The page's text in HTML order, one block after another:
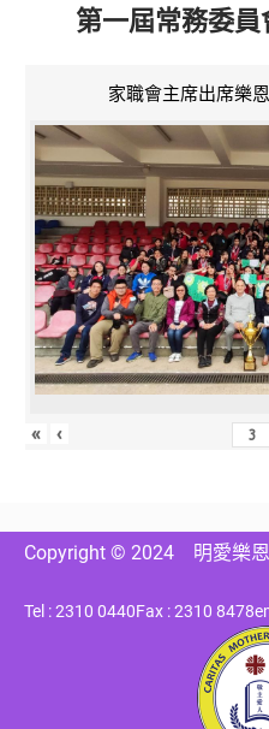
第一屆常務委
家職會主席出席樂
« ‹
Copyright © 2024 明愛樂
Tel : 2310 0440Fax : 2310 8478